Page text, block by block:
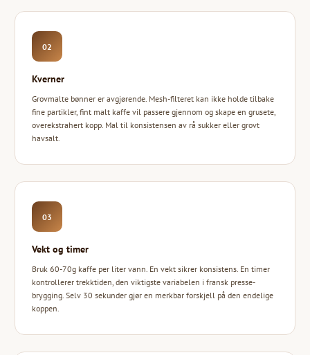
02
Kverner
Grovmalte bønner er avgjørende. Mesh-filteret kan ikke holde tilbake
fine partikler, fint malt kaffe vil passere gjennom og skape en grusete,
overekstrahert kopp. Mal til konsistensen av rå sukker eller grovt
havsalt.
03
Vekt og timer
Bruk 60-70g kaffe per liter vann. En vekt sikrer konsistens. En timer
kontrollerer trekktiden, den viktigste variabelen i fransk presse-
brygging. Selv 30 sekunder gjør en merkbar forskjell på den endelige
koppen.